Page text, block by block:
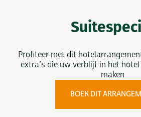
Profiteer met dit
extra’s die uw verblijf in het
maken
BOEK DIT